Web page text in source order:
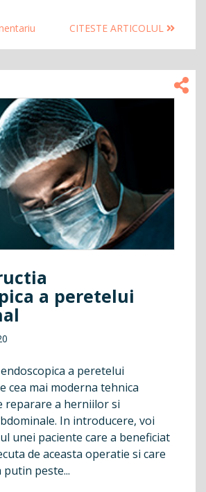
CITESTE ARTICOLUL
a peretelui
a peretelui
cea mai moderna tehnica
reparare a herniilor si
In introducere, voi
unei paciente care a beneficiat
de aceasta operatie si care
peste...